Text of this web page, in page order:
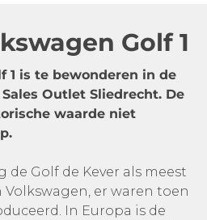
Golf 1
1 is te bewonderen in de
Outlet Sliedrecht. De
waarde niet
de Golf de Kever als meest
er waren toen
In Europa is de